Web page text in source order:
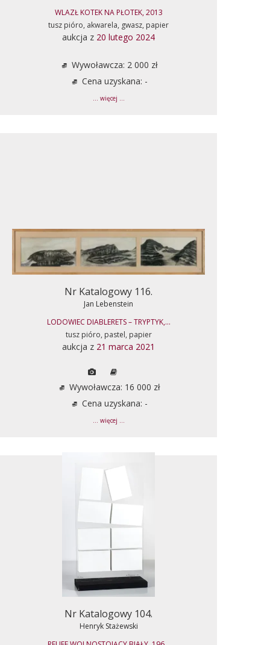
WLAZŁ KOTEK NA PŁOTEK, 2013
tusz pióro, akwarela, gwasz, papier
aukcja z 20 lutego 2024
Wywoławcza: 2 000 zł
Cena uzyskana: -
... więcej ...
Nr Katalogowy 116.
Jan Lebenstein
LODOWIEC DIABLERETS – TRYPTYK,...
tusz pióro, pastel, papier
aukcja z 21 marca 2021
Wywoławcza: 16 000 zł
Cena uzyskana: -
... więcej ...
Nr Katalogowy 104.
Henryk Stażewski